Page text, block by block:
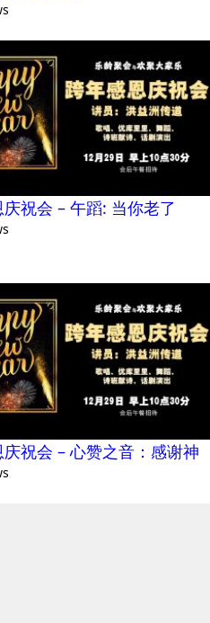
祝会 – 午蹈: 当你老了
祝会 – 心赞之音：感谢神